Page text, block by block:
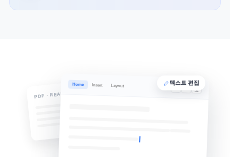
PDF · READ-ONLY
Home Insert Layout B U
텍스트 편집